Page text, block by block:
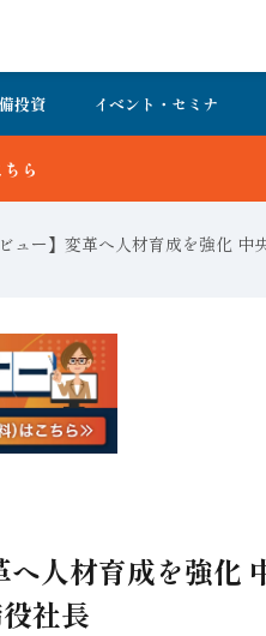
投資 イベント・セミナ
ュー】変革へ人材育成を強化
人材育成を強化
社長